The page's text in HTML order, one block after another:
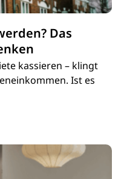
Das
kassieren – klingt
Ist es